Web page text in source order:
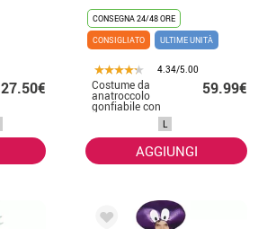
27.50€
CONSEGNA 24/48 ORE
CONSIGLIATO
ULTIME UNITÀ
4.34/5.00
Costume da
anatroccolo
gonfiabile con
bagnante per
59.99€
L
AGGIUNGI